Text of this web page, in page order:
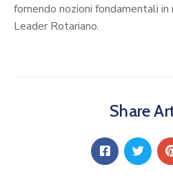
fornendo nozioni fondamentali
Leader Rotariano.
Share